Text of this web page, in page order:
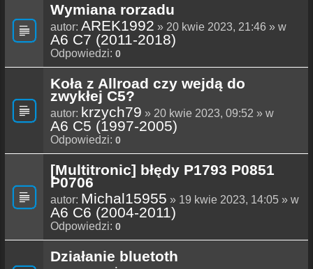
Wymiana rorzadu
autor: AREK1992 » 20 kwie 2023, 21:46 » w
A6 C7 (2011-2018)
Odpowiedzi: 0
Koła z Allroad czy wejdą do
zwykłej C5?
autor: krzych79 » 20 kwie 2023, 09:52 » w
A6 C5 (1997-2005)
Odpowiedzi: 0
[Multitronic] błędy P1793 P0851
P0706
autor: Michal15955 » 19 kwie 2023, 14:05 » w
A6 C6 (2004-2011)
Odpowiedzi: 0
Działanie bluetoth